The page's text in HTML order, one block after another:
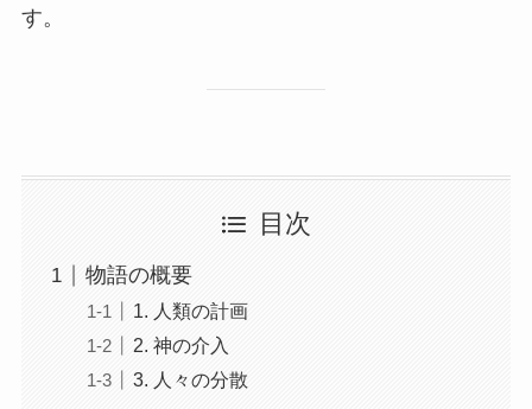
す。
目次
物語の概要
1. 人類の計画
2. 神の介入
3. 人々の分散